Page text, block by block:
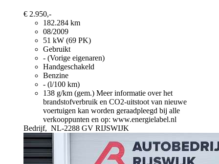
€ 2.950,-
182.284 km
08/2009
51 kW (69 PK)
Gebruikt
- (Vorige eigenaren)
Handgeschakeld
Benzine
- (l/100 km)
138 g/km (gem.) Meer informatie over het
brandstofverbruik en CO2-uitstoot van nieuwe
voertuigen kan worden geraadpleegd bij alle
verkooppunten en op: www.energielabel.nl
Bedrijf, NL-2288 GV RIJSWIJK